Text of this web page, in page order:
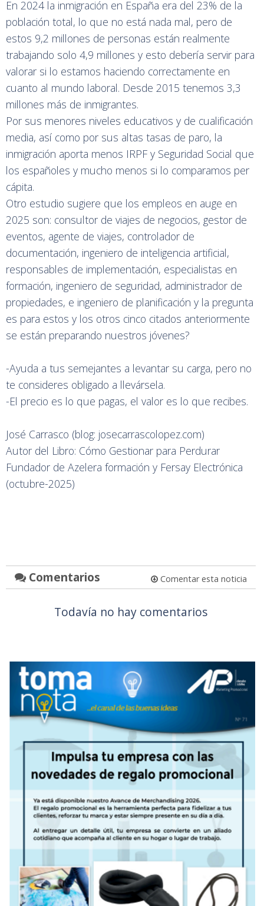
En 2024 la inmigración en España era del 23% de la
población total, lo que no está nada mal, pero de
estos 9,2 millones de personas están realmente
trabajando solo 4,9 millones y esto debería servir para
valorar si lo estamos haciendo correctamente en
cuanto al mundo laboral. Desde 2015 tenemos 3,3
millones más de inmigrantes.
Por sus menores niveles educativos y de cualificación
media, así como por sus altas tasas de paro, la
inmigración aporta menos IRPF y Seguridad Social que
los españoles y mucho menos si lo comparamos per
cápita.
Otro estudio sugiere que los empleos en auge en
2025 son: consultor de viajes de negocios, gestor de
eventos, agente de viajes, controlador de
documentación, ingeniero de inteligencia artificial,
responsables de implementación, especialistas en
formación, ingeniero de seguridad, administrador de
propiedades, e ingeniero de planificación y la pregunta
es para estos y los otros cinco citados anteriormente
se están preparando nuestros jóvenes?
-Ayuda a tus semejantes a levantar su carga, pero no
te consideres obligado a llevársela.
-El precio es lo que pagas, el valor es lo que recibes.
José Carrasco (blog: josecarrascolopez.com)
Autor del Libro: Cómo Gestionar para Perdurar
Fundador de Azelera formación y Fersay Electrónica
(octubre-2025)
Comentarios Comentar esta noticia
Todavía no hay comentarios